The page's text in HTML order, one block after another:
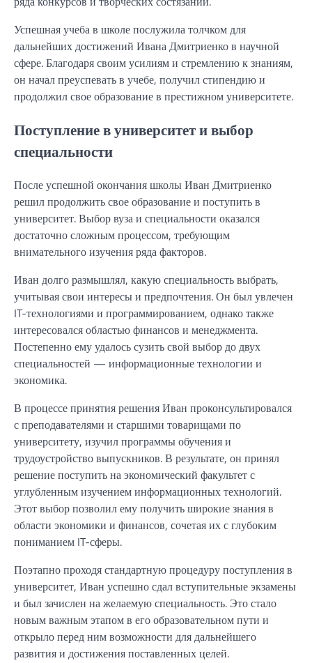
Успешная учеба в школе послужила толчком для
дальнейших достижений Ивана Дмитриенко в научной
сфере. Благодаря своим усилиям и стремлению к знаниям,
он начал преуспевать в учебе, получил стипендию и
продолжил свое образование в престижном университете.
Поступление в университет и выбор
специальности
После успешной окончания школы Иван Дмитриенко
решил продолжить свое образование и поступить в
университет. Выбор вуза и специальности оказался
достаточно сложным процессом, требующим
внимательного изучения ряда факторов.
Иван долго размышлял, какую специальность выбрать,
учитывая свои интересы и предпочтения. Он был увлечен
IT-технологиями и программированием, однако также
интересовался областью финансов и менеджмента.
Постепенно ему удалось сузить свой выбор до двух
специальностей — информационные технологии и
экономика.
В процессе принятия решения Иван проконсультировался
с преподавателями и старшими товарищами по
университету, изучил программы обучения и
трудоустройство выпускников. В результате, он принял
решение поступить на экономический факультет с
углубленным изучением информационных технологий.
Этот выбор позволил ему получить широкие знания в
области экономики и финансов, сочетая их с глубоким
пониманием IT-сферы.
Поэтапно проходя стандартную процедуру поступления в
университет, Иван успешно сдал вступительные экзамены
и был зачислен на желаемую специальность. Это стало
новым важным этапом в его образовательном пути и
открыло перед ним возможности для дальнейшего
развития и достижения поставленных целей.